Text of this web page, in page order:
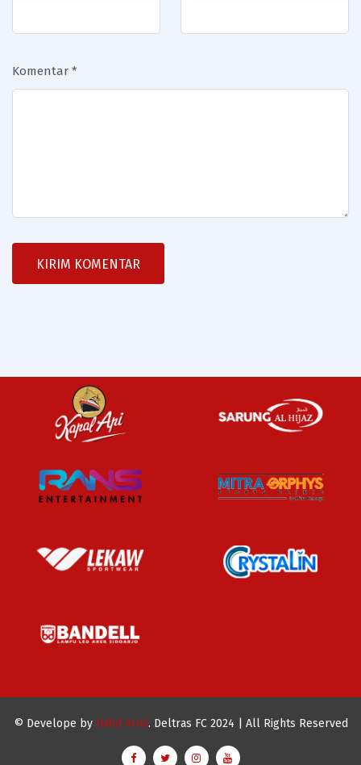
Komentar *
© Develope by Hafid Armi. Deltras FC 2024 | All Rights Reserved